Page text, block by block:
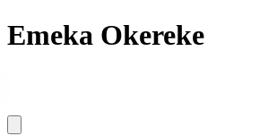
Emeka Okereke